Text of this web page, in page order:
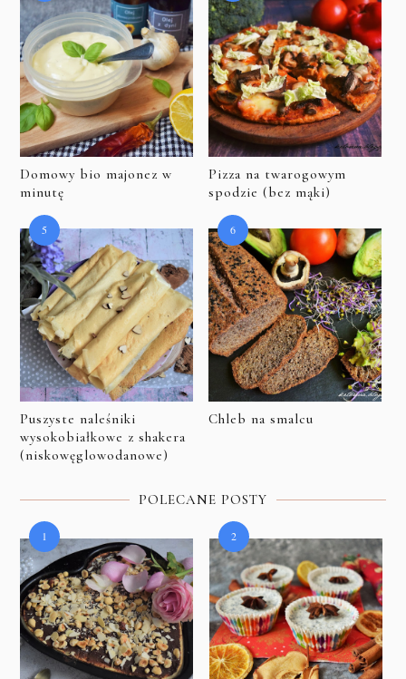
Domowy bio majonez w
minutę
Pizza na twarogowym
spodzie (bez mąki)
Puszyste naleśniki
wysokobiałkowe z shakera
(niskowęglowodanowe)
Chleb na smalcu
POLECANE POSTY